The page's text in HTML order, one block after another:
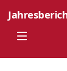
Open main